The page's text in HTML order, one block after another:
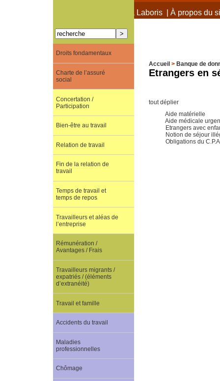
À propos de Terra Laboris| À propos du
Accueil > Banque de
Etrangers en
tout déplier
Aide matérielle
Aide médicale
Etrangers avec
Notion de séjour
Obligations du
Droits fondamentaux
Charte de l’assuré
social
Concertation /
Participation
Bien-être au travail
Relation de travail
Fin de la relation de
travail
Temps de travail et
temps de repos
Travailleurs et aléas de
l’entreprise
Rémunération /
Avantages / Frais
Travailleurs migrants /
expatriés / (éléments
d’extranéité)
Travail et famille
Accidents du travail
Maladies
professionnelles
Chômage